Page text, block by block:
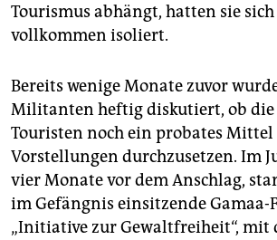
Tourismus abhängt, hatten sie
vollkommen isoliert.
Bereits wenige Monate zuvor
Militanten heftig diskutiert, ob die
Touristen noch ein probates Mittel
Vorstellungen durchzusetzen. Im
vier Monate vor dem Anschlag,
im Gefängnis einsitzende Gamaa-
„Initiative zur Gewaltfreiheit“, mit